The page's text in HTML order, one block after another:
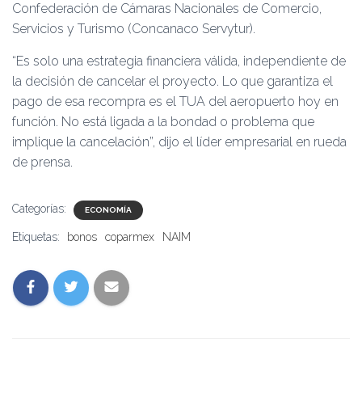
Confederación de Cámaras Nacionales de Comercio,
Servicios y Turismo (Concanaco Servytur).
“Es solo una estrategia financiera válida, independiente de
la decisión de cancelar el proyecto. Lo que garantiza el
pago de esa recompra es el TUA del aeropuerto hoy en
función. No está ligada a la bondad o problema que
implique la cancelación”, dijo el líder empresarial en rueda
de prensa.
Categorías: ECONOMÍA
Etiquetas: bonos coparmex NAIM